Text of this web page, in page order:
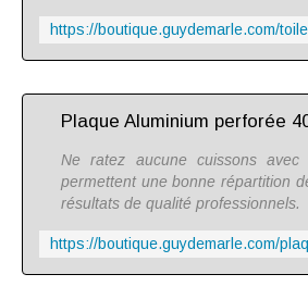
Plaque Aluminium perforée
Ne ratez aucune cuissons
permettent une bonne répartition
résultats de qualité professionnels.